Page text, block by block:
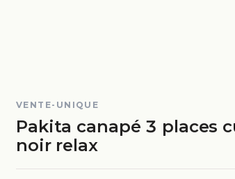
VENTE-UNIQUE
Pakita canapé 3 places
noir relax